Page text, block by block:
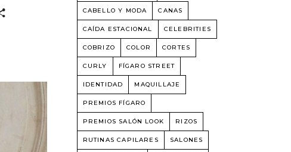
CABELLO Y MODA CANAS
CAÍDA ESTACIONAL CELEBRITIES
COBRIZO COLOR CORTES
CURLY FÍGARO STREET
IDENTIDAD MAQUILLAJE
PREMIOS FÍGARO
PREMIOS SALÓN LOOK RIZOS
RUTINAS CAPILARES SALONES